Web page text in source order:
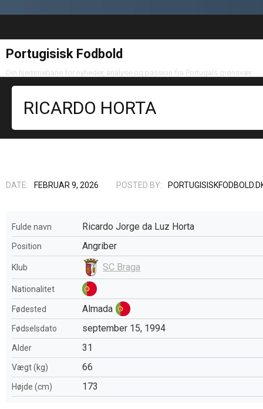
Portugisisk Fodbold
Din hjemmebane for nyheder, analyse og passion fra Portugals grønsvær
RICARDO HORTA
DATE: FEBRUAR 9, 2026 POSTED BY:
Fulde navn Ricardo Jorge da Luz Horta
Position Angriber
Klub SC Braga
Nationalitet
Fødested Almada
Fødselsdato september 15, 1994
Alder 31
Vægt (kg) 66
Højde (cm) 173